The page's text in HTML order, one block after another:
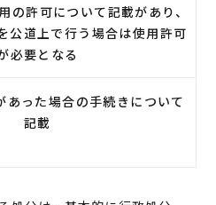
の許可について記載があり、
公道上で行う場合は使用許可
必要となる
あった場合の手続きについて
記載